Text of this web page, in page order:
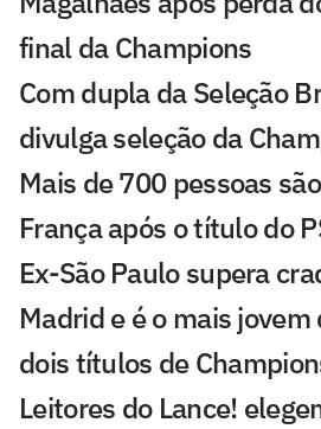
final da Champions
Com dupla da Seleção
divulga seleção da
Mais de 700 pessoas
França após o título do
Ex-São Paulo supera
Madrid e é o mais jovem
dois títulos de
Leitores do Lance!